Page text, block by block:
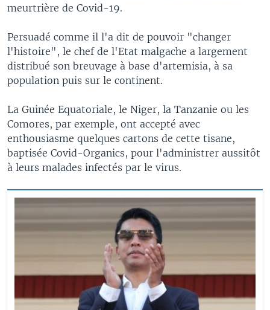
meurtrière de Covid-19.
Persuadé comme il l'a dit de pouvoir "changer
l'histoire", le chef de l'Etat malgache a largement
distribué son breuvage à base d'artemisia, à sa
population puis sur le continent.
La Guinée Equatoriale, le Niger, la Tanzanie ou les
Comores, par exemple, ont accepté avec
enthousiasme quelques cartons de cette tisane,
baptisée Covid-Organics, pour l'administrer aussitôt
à leurs malades infectés par le virus.